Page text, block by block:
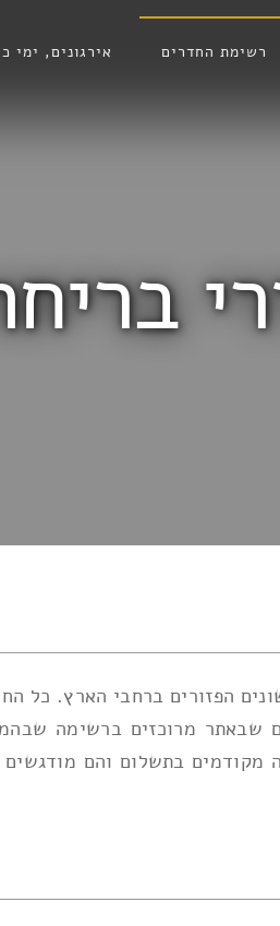
רשימת החדרים אירגונים, ימי
הפזורים ברחבי הארץ. כל
שבאתר מרוכזים ברשימה
בתשלום והם